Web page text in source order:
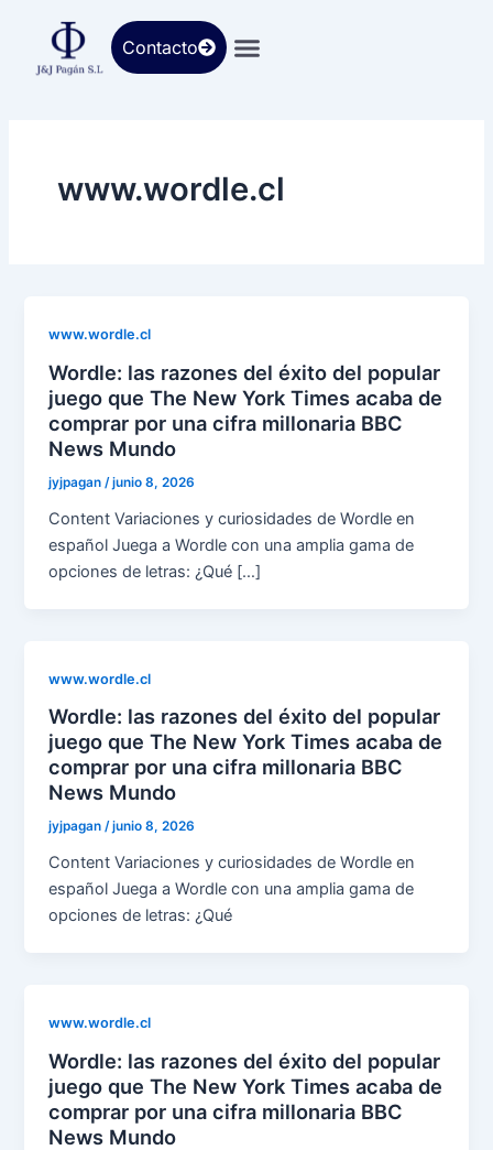
contenido
Contacto
www.wordle.cl
www.wordle.cl
Wordle: las razones del éxito del popular
juego que The New York Times acaba de
comprar por una cifra millonaria BBC
News Mundo
jyjpagan/junio 8, 2026
Content Variaciones y curiosidades de Wordle en
español Juega a Wordle con una amplia gama de
opciones de letras: ¿Qué […]
www.wordle.cl
Wordle: las razones del éxito del popular
juego que The New York Times acaba de
comprar por una cifra millonaria BBC
News Mundo
jyjpagan/junio 8, 2026
Content Variaciones y curiosidades de Wordle en
español Juega a Wordle con una amplia gama de
opciones de letras: ¿Qué
www.wordle.cl
Wordle: las razones del éxito del popular
juego que The New York Times acaba de
comprar por una cifra millonaria BBC
News Mundo